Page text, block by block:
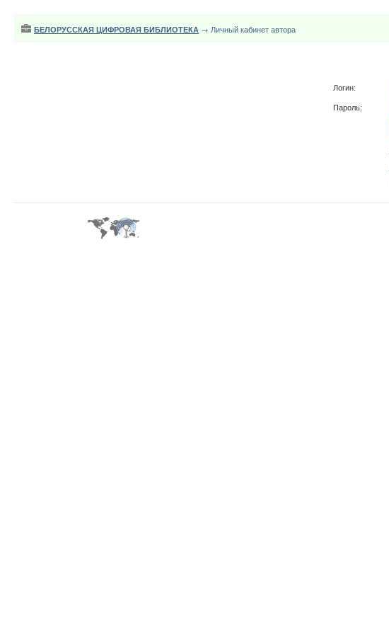
БЕЛОРУССКАЯ ЦИФРОВАЯ БИБЛИОТЕКА → Личный кабинет автора
Логин:
Пароль: